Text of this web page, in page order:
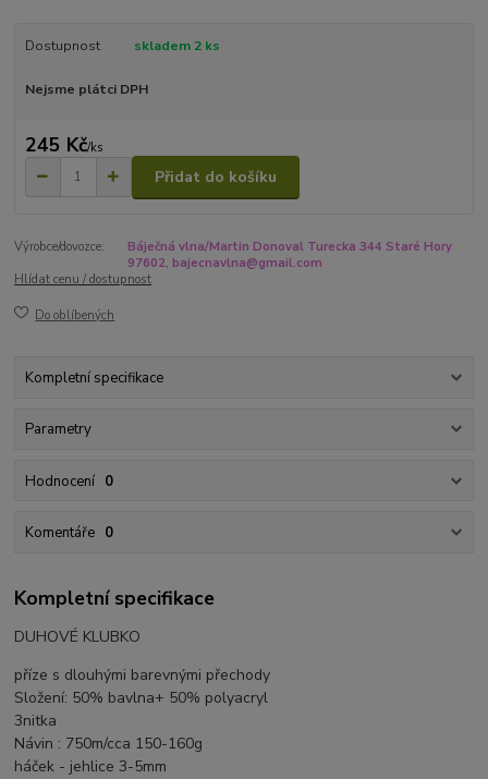
Dostupnost skladem 2 ks
Nejsme plátci DPH
245 Kč/ks
Přidat do košíku
Výrobce/dovozce:
Báječná vlna/Martin Donoval Turecka 344 Staré Hory
97602, bajecnavlna@gmail.com
Hlídat cenu / dostupnost
Do oblíbených
Kompletní specifikace
Parametry
Hodnocení 0
Komentáře 0
Kompletní specifikace
DUHOVÉ KLUBKO
příze s dlouhými barevnými přechody
Složení: 50% bavlna+ 50% polyacryl
3nitka
Návin : 750m/cca 150-160g
háček - jehlice 3-5mm